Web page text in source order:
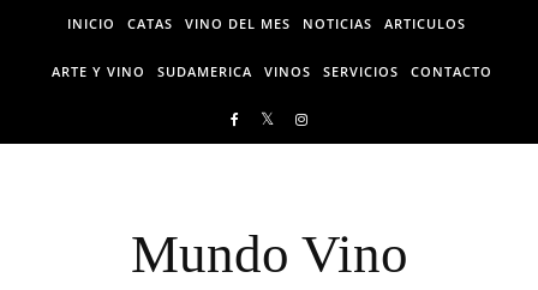
Skip to content
INICIO CATAS VINO DEL MES NOTICIAS ARTICULOS
ARTE Y VINO SUDAMERICA VINOS SERVICIOS CONTACTO
Mundo Vino